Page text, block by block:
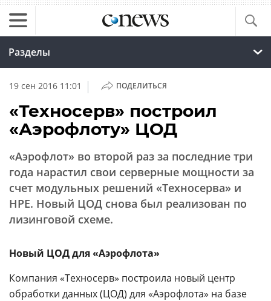
Разделы
19 сен 2016 11:01 | ПОДЕЛИТЬСЯ
«Техносерв» построил
«Аэрофлоту» ЦОД
«Аэрофлот» во второй раз за последние три
года нарастил свои серверные мощности за
счет модульных решений «Техносерва» и
HPE. Новый ЦОД снова был реализован по
лизинговой схеме.
Новый ЦОД для «Аэрофлота»
Компания «Техносерв» построила новый центр
обработки данных (ЦОД) для «Аэрофлота» на базе